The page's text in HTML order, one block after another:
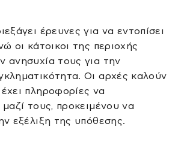
έρευνες για να εντοπίσει
οι κάτοικοι της περιοχής
ανησυχία τους για την
Οι αρχές καλούν
πληροφορίες να
μαζί τους, προκειμένου να
εξέλιξη της υπόθεσης.